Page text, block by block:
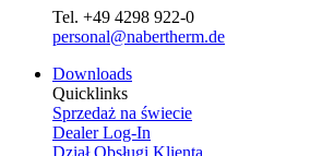
Tel. +49 4298 922-0
personal@nabertherm.de
Downloads
Quicklinks
Sprzedaż na świecie
Dealer Log-In
Dział Obsługi Klienta